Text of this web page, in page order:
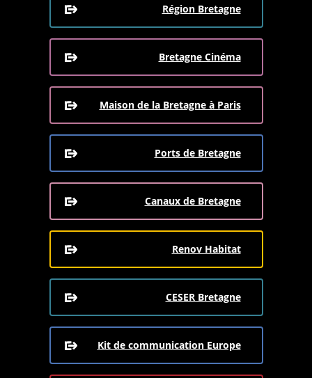
Région Bretagne
Bretagne Cinéma
Maison de la Bretagne à Paris
Ports de Bretagne
Canaux de Bretagne
Renov Habitat
CESER Bretagne
Kit de communication Europe